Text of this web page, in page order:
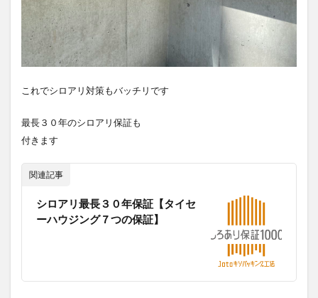
これでシロアリ対策もバッチリです
最長３０年のシロアリ保証も
付きます
関連記事
シロアリ最長３０年保証【タイセ
ーハウジング７つの保証】